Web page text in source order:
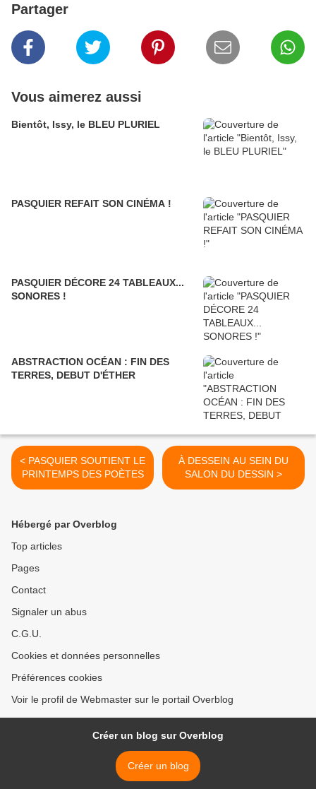
Partager
Vous aimerez aussi
Bientôt, Issy, le BLEU PLURIEL
PASQUIER REFAIT SON CINÉMA !
PASQUIER DÉCORE 24 TABLEAUX...
SONORES !
ABSTRACTION OCÉAN : FIN DES
TERRES, DEBUT D'ÉTHER
< PASQUIER SOUTIENT LE
PRINTEMPS DES POÈTES
À DESSEIN AU SEIN DU
SALON DU DESSIN >
Hébergé par Overblog
Top articles
Pages
Contact
Signaler un abus
C.G.U.
Cookies et données personnelles
Préférences cookies
Voir le profil de Webmaster sur le portail Overblog
Créer un blog sur Overblog
Créer un blog